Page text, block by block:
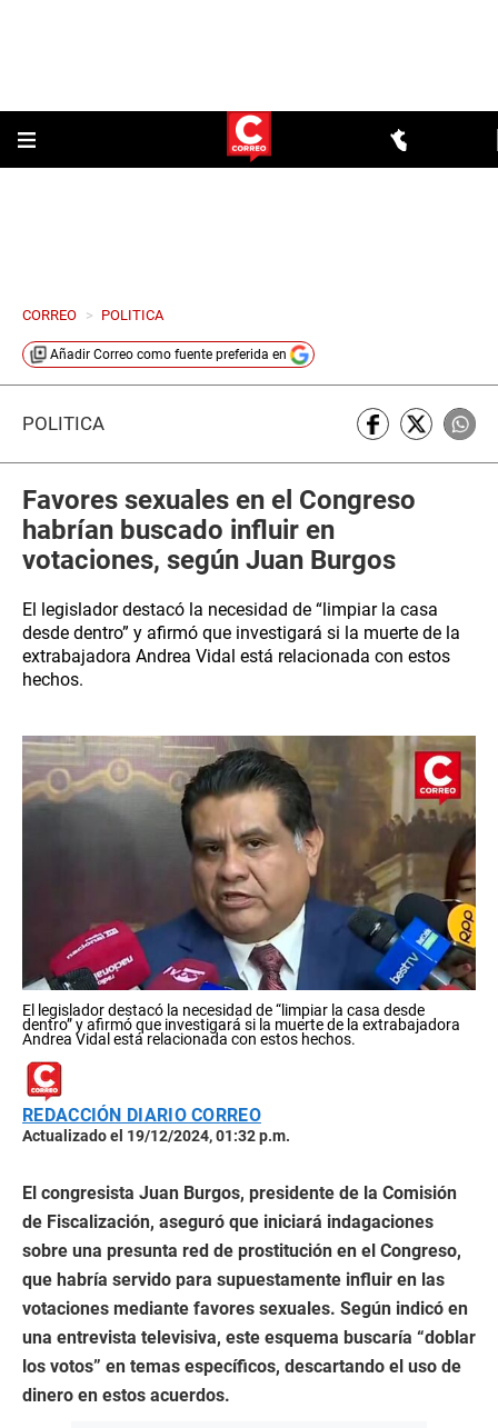
CORREO > POLITICA
Añadir Correo como fuente preferida en
POLÍTICA
Favores sexuales en el Congreso
habrían buscado influir en
votaciones, según Juan Burgos
El legislador destacó la necesidad de “limpiar la casa
desde dentro” y afirmó que investigará si la muerte de la
extrabajadora Andrea Vidal está relacionada con estos
hechos.
El legislador destacó la necesidad de “limpiar la casa desde
dentro” y afirmó que investigará si la muerte de la extrabajadora
Andrea Vidal está relacionada con estos hechos.
REDACCIÓN DIARIO CORREO
Actualizado el 19/12/2024, 01:32 p.m.
El congresista Juan Burgos, presidente de la Comisión
de Fiscalización, aseguró que iniciará indagaciones
sobre una presunta red de prostitución en el Congreso,
que habría servido para supuestamente influir en las
votaciones mediante favores sexuales. Según indicó en
una entrevista televisiva, este esquema buscaría “doblar
los votos” en temas específicos, descartando el uso de
dinero en estos acuerdos.